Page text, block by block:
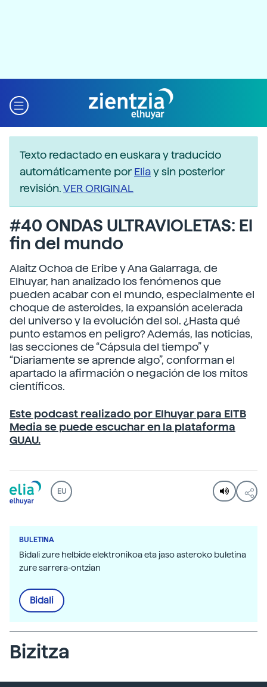
Texto redactado en euskara y traducido
automáticamente porEliay sin posterior
revisión.VER ORIGINAL
#40 ONDAS ULTRAVIOLETAS: El
fin del mundo
Alaitz Ochoa de Eribe y Ana Galarraga, de
Elhuyar, han analizado los fenómenos que
pueden acabar con el mundo, especialmente el
choque de asteroides, la expansión acelerada
del universo y la evolución del sol. ¿Hasta qué
punto estamos en peligro? Además, las noticias,
las secciones de “Cápsula del tiempo” y
“Diariamente se aprende algo”, conforman el
apartado la afirmación o negación de los mitos
científicos.
Este podcast realizado por Elhuyar para EITB
Media se puede escuchar en la plataforma
GUAU.
EU
BULETINA
Bidali zure helbide elektronikoa eta jaso asteroko buletina
zure sarrera-ontzian
Bidali
Bizitza